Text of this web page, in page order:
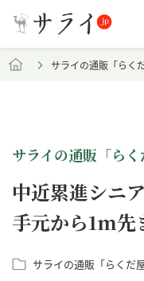
サライの通販「らく
サライの通販「ら
中近累進シニ
手元から1m先
サライの通販「らくだ